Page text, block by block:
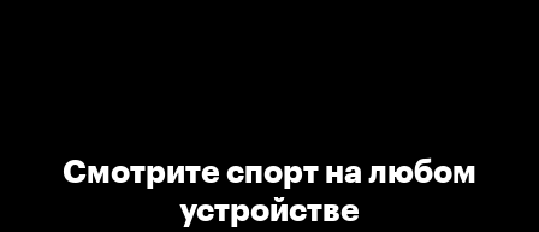
Смотрите спорт на любом
устройстве